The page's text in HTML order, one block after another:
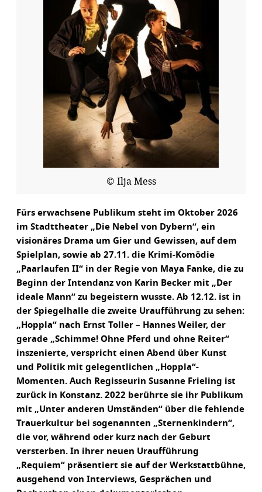
© Ilja Mess
Fürs erwachsene Publikum steht im Oktober 2026
im Stadttheater „Die Nebel von Dybern“, ein
visionäres Drama um Gier und Gewissen, auf dem
Spielplan, sowie ab 27.11. die Krimi-Komödie
„Paarlaufen II“ in der Regie von Maya Fanke, die zu
Beginn der Intendanz von Karin Becker mit „Der
ideale Mann“ zu begeistern wusste. Ab 12.12. ist in
der Spiegelhalle die zweite Uraufführung zu sehen:
„Hoppla“ nach Ernst Toller – Hannes Weiler, der
gerade „Schimme! Ohne Pferd und ohne Reiter“
inszenierte, verspricht einen Abend über Kunst
und Politik mit gelegentlichen „Hoppla“-
Momenten. Auch Regisseurin Susanne Frieling ist
zurück in Konstanz. 2022 berührte sie ihr Publikum
mit „Unter anderen Umständen“ über die fehlende
Trauerkultur bei sogenannten „Sternenkindern“,
die vor, während oder kurz nach der Geburt
versterben. In ihrer neuen Uraufführung
„Requiem“ präsentiert sie auf der Werkstattbühne,
ausgehend von Interviews, Gesprächen und